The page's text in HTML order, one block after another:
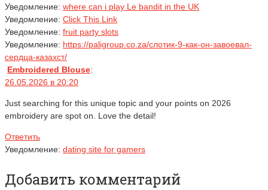
Уведомление: where can i play Le bandit in the UK
Уведомление: Click This Link
Уведомление: fruit party slots
Уведомление: https://paligroup.co.za/слотик-9-как-он-завоевал-
сердца-казахст/
Embroidered Blouse:
26.05.2026 в 20:20
Just searching for this unique topic and your points on 2026
embroidery are spot on. Love the detail!
Ответить
Уведомление: dating site for gamers
Добавить комментарий